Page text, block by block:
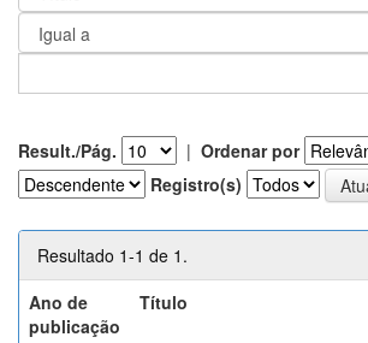
Result./Pág. | Ordenar por
Registro(s)
Resultado 1-1 de 1.
Ano de
publicação
Título